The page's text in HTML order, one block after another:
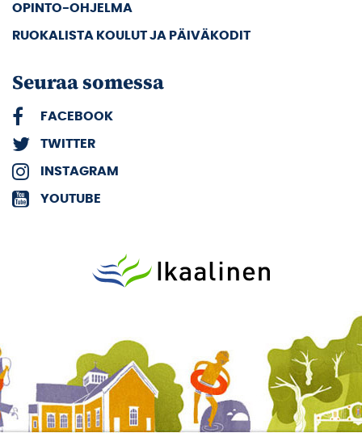
OPINTO-OHJELMA
RUOKALISTA KOULUT JA PÄIVÄKODIT
Seuraa somessa
FACEBOOK
TWITTER
INSTAGRAM
YOUTUBE